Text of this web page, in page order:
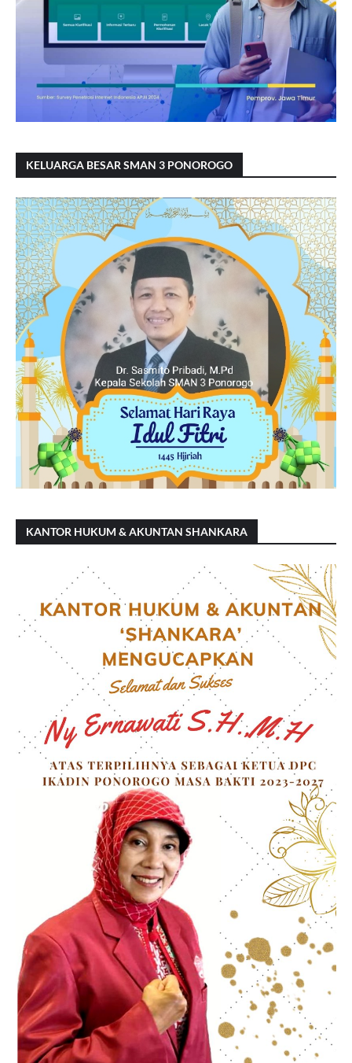
KELUARGA BESAR SMAN 3 PONOROGO
KANTOR HUKUM & AKUNTAN SHANKARA